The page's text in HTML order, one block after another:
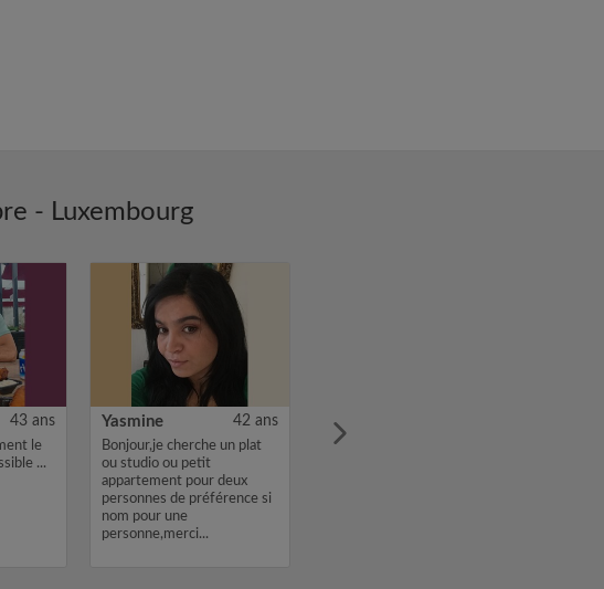
- Luxembourg
43 ans
le
...
Yasmine 42 ans
Bonjour,je cherche un plat
ou studio ou petit
appartement pour deux
personnes de préférence si
nom pour une
personne,merci...